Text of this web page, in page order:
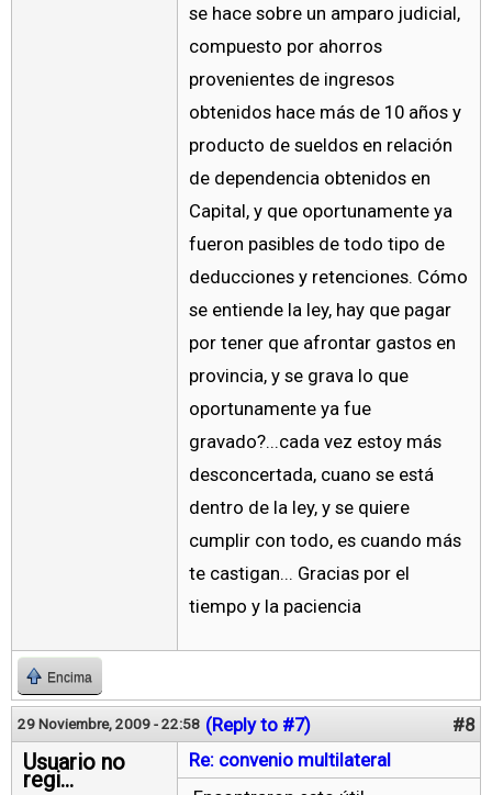
se hace sobre un amparo judicial,
compuesto por ahorros
provenientes de ingresos
obtenidos hace más de 10 años y
producto de sueldos en relación
de dependencia obtenidos en
Capital, y que oportunamente ya
fueron pasibles de todo tipo de
deducciones y retenciones. Cómo
se entiende la ley, hay que pagar
por tener que afrontar gastos en
provincia, y se grava lo que
oportunamente ya fue
gravado?...cada vez estoy más
desconcertada, cuano se está
dentro de la ley, y se quiere
cumplir con todo, es cuando más
te castigan... Gracias por el
tiempo y la paciencia
Encima
29 Noviembre, 2009 - 22:58 (Reply to #7) #8
Usuario no
regi...
Re: convenio multilateral